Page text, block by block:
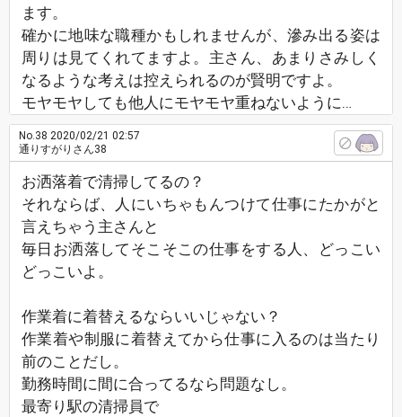
ます。
確かに地味な職種かもしれませんが、滲み出る姿は
周りは見てくれてますよ。主さん、あまりさみしく
なるような考えは控えられるのが賢明ですよ。
モヤモヤしても他人にモヤモヤ重ねないように…
No.38 2020/02/21 02:57
通りすがりさん38
お洒落着で清掃してるの？
それならば、人にいちゃもんつけて仕事にたかがと
言えちゃう主さんと
毎日お洒落してそこそこの仕事をする人、どっこい
どっこいよ。
作業着に着替えるならいいじゃない？
作業着や制服に着替えてから仕事に入るのは当たり
前のことだし。
勤務時間に間に合ってるなら問題なし。
最寄り駅の清掃員で